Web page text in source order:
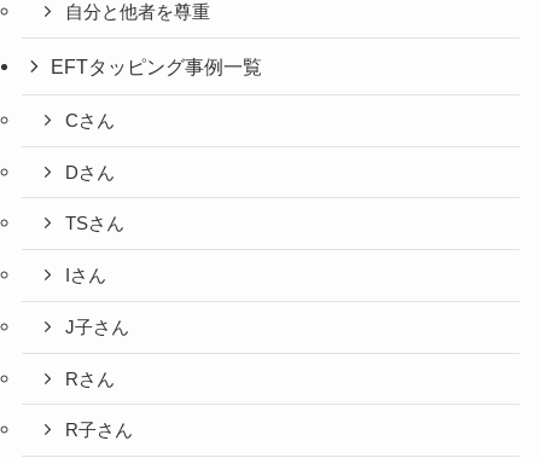
自分と他者を尊重
EFTタッピング事例一覧
Cさん
Dさん
TSさん
Iさん
J子さん
Rさん
R子さん